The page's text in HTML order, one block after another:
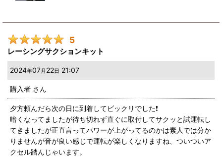
5
レーシングサクションキット
2024年07月 22日 21:07
購入者 さん
夕方頼んだら次の日に到着してビックリでした❗️
暗くなってましたが待ち切れず直ぐに取付してサクッと試運転し
てきましたが正直言ってパワーが上がってるのかは素人では分か
りませんが音が良い感じで運転が楽しくなりますね、ついついア
クセル踏んじゃいます。